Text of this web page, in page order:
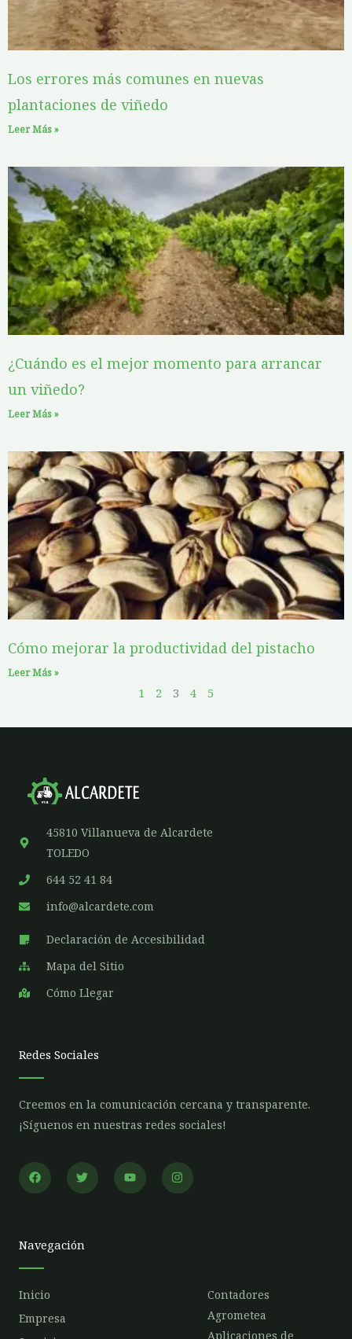
Los errores más comunes en nuevas
plantaciones de viñedo
Leer Más »
¿Cuándo es el mejor momento para arrancar
un viñedo?
Leer Más »
Cómo mejorar la productividad del pistacho
Leer Más »
1 2 3 4 5
45810 Villanueva de Alcardete
TOLEDO
644 52 41 84
info@alcardete.com
Declaración de Accesibilidad
Mapa del Sitio
Cómo Llegar
Redes Sociales
Creemos en la comunicación cercana y transparente.
¡Síguenos en nuestras redes sociales!
F
a
c
k
T
w
i
Y
o
u
I
n
s
Navegación
Inicio
Empresa
Contadores
Agrometea
Aplicaciones de